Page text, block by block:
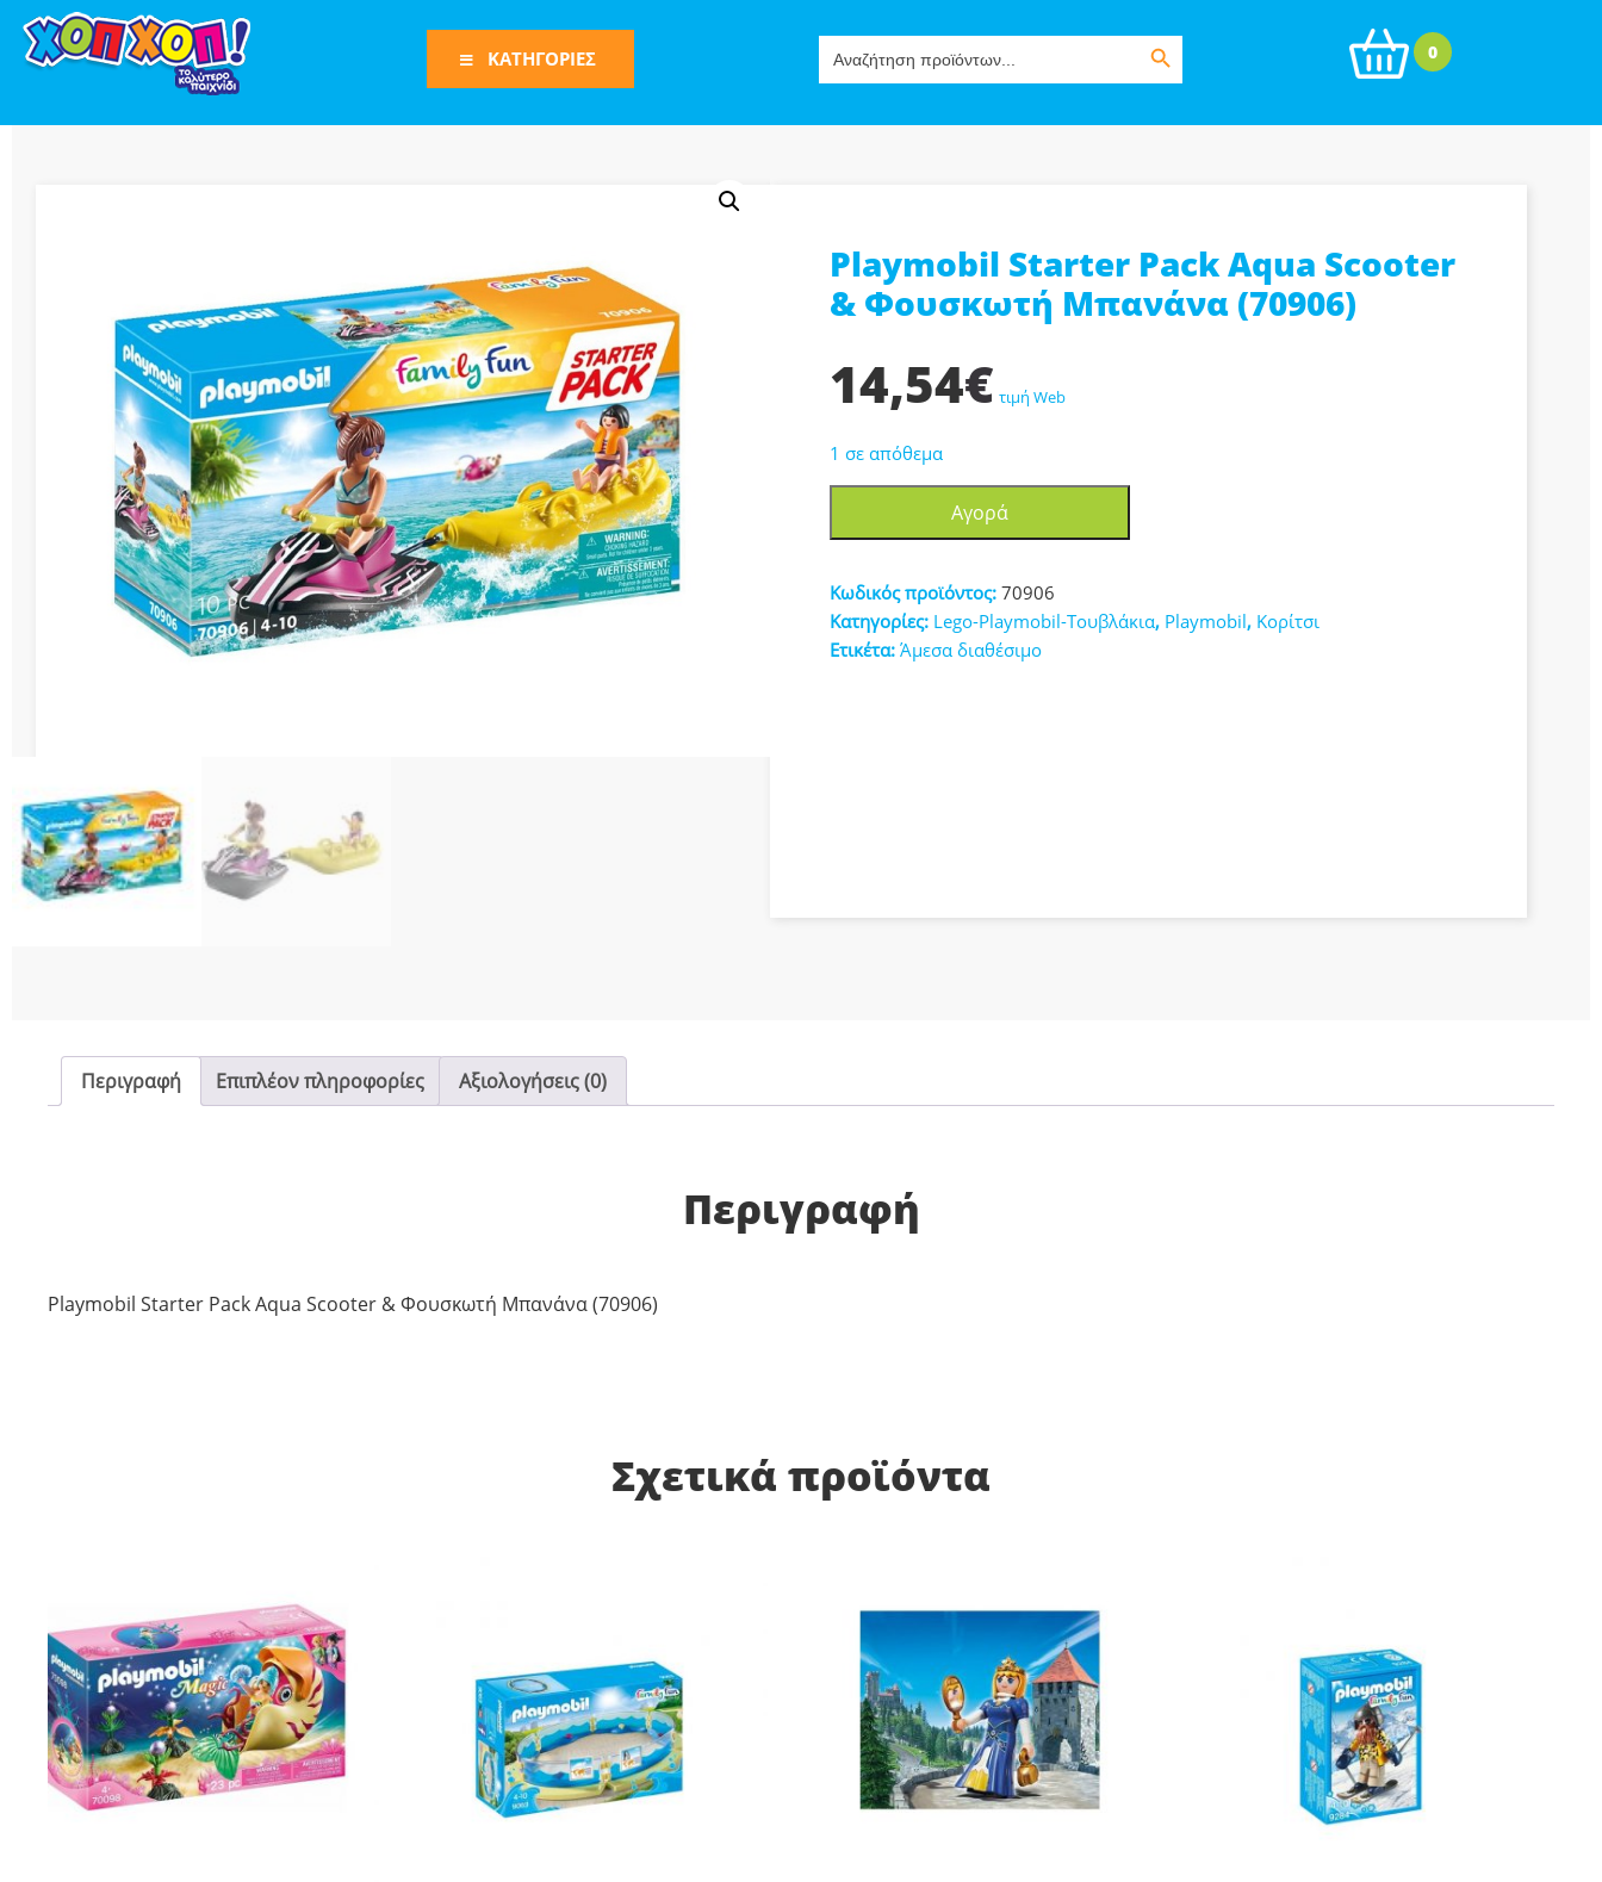
for:
Search Button
0
ΚΑΤΗΓΟΡΙΕΣ
Φιγούρες Δράσης
Φιγούρες
Τρένα
Bruder
Οχήματα
Πίστες-Γκαράζ
Παιχνίδια Ρόλων-Μίμησης
Play Set
Όπλα
Διάφορες Κατασκευές
Σπόρ
Playmobil Starter Pack Aqua Scooter
& Φουσκωτή Μπανάνα (70906)
14,54€ τιμή Web
1 σε απόθεμα
Aqua
Scooter
&
Φουσκωτή
Αγορά
Κωδικός προϊόντος: 70906
Κατηγορίες: Lego-Playmobil-Τουβλάκια, Playmobil, Κορίτσι
Ετικέτα: Άμεσα διαθέσιμο
Περιγραφή Επιπλέον πληροφορίες Αξιολογήσεις (0)
Περιγραφή
Playmobil Starter Pack Aqua Scooter & Φουσκωτή Μπανάνα (70906)
Σχετικά προϊόντα